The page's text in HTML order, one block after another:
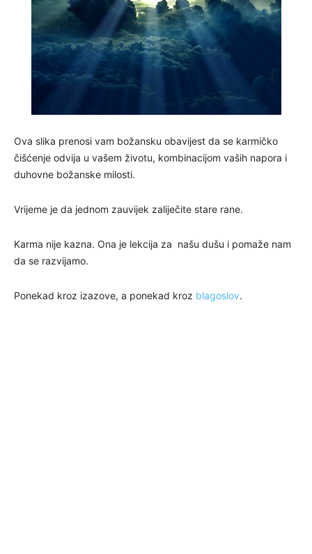
Ova slika prenosi vam božansku obavijest da se karmičko
čišćenje odvija u vašem životu, kombinacijom vaših napora i
duhovne božanske milosti.
Vrijeme je da jednom zauvijek zaliječite stare rane.
Karma nije kazna. Ona je lekcija za našu dušu i pomaže nam
da se razvijamo.
Ponekad kroz izazove, a ponekad kroz blagoslov.